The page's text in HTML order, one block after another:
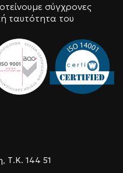
σύγχρονες
ταυτότητα του
Τ.Κ. 144 51